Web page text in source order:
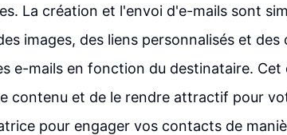
La création et l'envoi d'e-mails sont
images, des liens personnalisés et des
e-mails en fonction du destinataire.
contenu et de le rendre attractif pour
pour engager vos contacts de